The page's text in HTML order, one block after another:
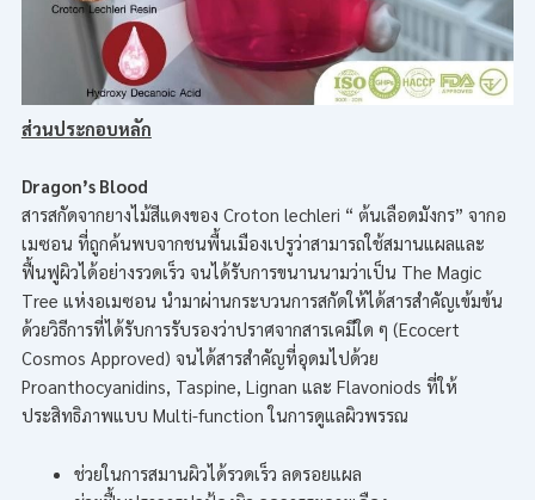
ส่วนประกอบหลัก
Dragon’s Blood
สารสกัดจากยางไม้สีแดงของ Croton lechleri “ ต้นเลือดมังกร” จากอ
เมซอน ที่ถูกค้นพบจากชนพื้นเมืองเปรูว่าสามารถใช้สมานแผลและ
ฟื้นฟูผิวได้อย่างรวดเร็ว จนได้รับการขนานนามว่าเป็น The Magic
Tree แห่งอเมซอน นำมาผ่านกระบวนการสกัดให้ได้สารสำคัญเข้มข้น
ด้วยวิธีการที่ได้รับการรับรองว่าปราศจากสารเคมีใด ๆ (Ecocert
Cosmos Approved) จนได้สารสำคัญที่อุดมไปด้วย
Proanthocyanidins, Taspine, Lignan และ Flavoniods ที่ให้
ประสิทธิภาพแบบ Multi-function ในการดูแลผิวพรรณ
ช่วยในการสมานผิวได้รวดเร็ว ลดรอยแผล